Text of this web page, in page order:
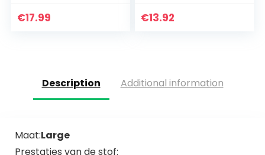
springtouw voor
€17.99 €13.92
Description Additional information
Maat:Large
Prestaties van de stof: